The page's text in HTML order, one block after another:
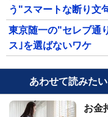
う"スマートな断り文
東京随一の"セレブ通
ス｣を選ばないワケ
あわせて読みたい
お金